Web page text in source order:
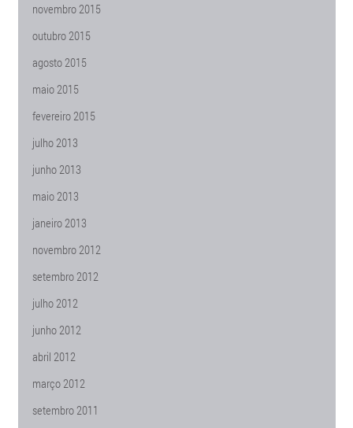
novembro 2015
outubro 2015
agosto 2015
maio 2015
fevereiro 2015
julho 2013
junho 2013
maio 2013
janeiro 2013
novembro 2012
setembro 2012
julho 2012
junho 2012
abril 2012
março 2012
setembro 2011